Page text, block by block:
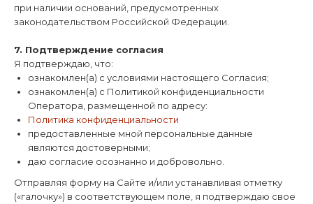
при наличии оснований, предусмотренных
законодательством Российской Федерации.
7. Подтверждение согласия
Я подтверждаю, что:
ознакомлен(а) с условиями настоящего Согласия;
ознакомлен(а) с Политикой конфиденциальности
Оператора, размещенной по адресу:
Политика конфиденциальности
предоставленные мной персональные данные
являются достоверными;
даю согласие осознанно и добровольно.
Отправляя форму на Сайте и/или устанавливая отметку
(«галочку») в соответствующем поле, я подтверждаю свое